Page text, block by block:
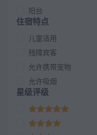
阳台
住宿特点
儿童适用
残障宾客
允许携带宠物
允许吸烟
星级评级